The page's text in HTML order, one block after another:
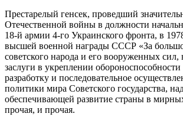
Престарелый генсек, проведший
Отечественной войны в должности
18-й армии 4-го Украинского фронта, в
высшей военной награды СССР «За
советского народа и его вооруженных
заслуги в укреплении обороноспособности
разработку и последовательное
политики мира Советского государства,
обеспечивающей развитие страны в
прочая, и прочая.